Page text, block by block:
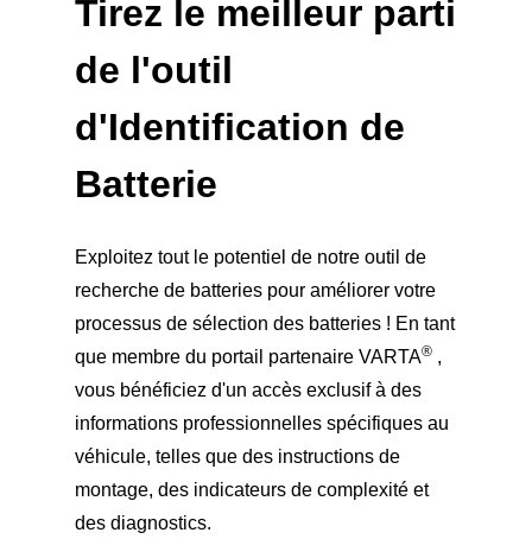
Tirez le meilleur parti
de l'outil
d'Identification de
Batterie
Exploitez tout le potentiel de notre outil de
recherche de batteries pour améliorer votre
processus de sélection des batteries ! En tant
que membre du portail partenaire VARTA® ,
vous bénéficiez d'un accès exclusif à des
informations professionnelles spécifiques au
véhicule, telles que des instructions de
montage, des indicateurs de complexité et
des diagnostics.